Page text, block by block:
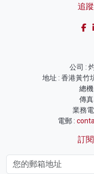
追
公司 :
地址 : 香港黃竹
總
傳
業務
電郵 :
訂